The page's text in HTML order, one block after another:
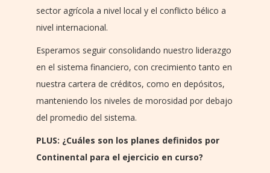
sector agrícola a nivel local y el conflicto bélico a
nivel internacional.
Esperamos seguir consolidando nuestro liderazgo
en el sistema financiero, con crecimiento tanto en
nuestra cartera de créditos, como en depósitos,
manteniendo los niveles de morosidad por debajo
del promedio del sistema.
PLUS: ¿Cuáles son los planes definidos por
Continental para el ejercicio en curso?